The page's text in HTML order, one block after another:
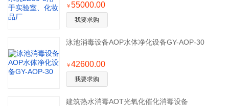
￥55000.00
我要求购
泳池消毒设备AOP水体净化设备GY-AOP-30
￥42600.00
我要求购
建筑热水消毒AOT光氧化催化消毒设备